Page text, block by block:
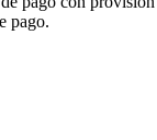
pago.